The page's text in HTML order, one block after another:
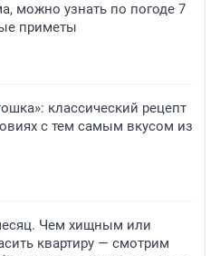
можно узнать по погоде 7
приметы
классический рецепт
с тем самым вкусом из
Чем хищным или
квартиру — смотрим